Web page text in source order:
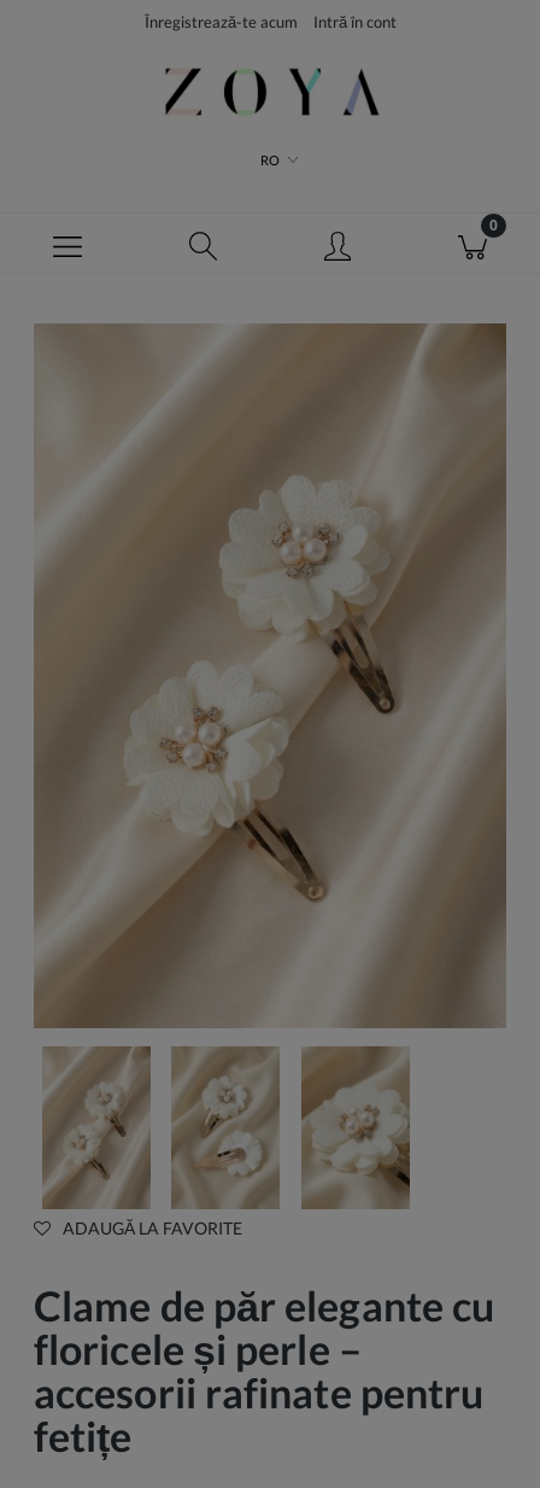
Înregistrează-te acum Intră în cont
RO
ADAUGĂ LA FAVORITE
Clame de păr elegante cu
floricele și perle –
accesorii rafinate pentru
fetițe